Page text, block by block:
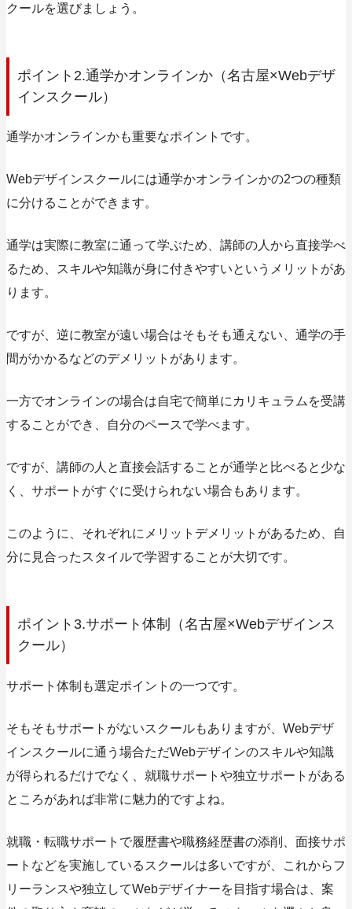
クールを選びましょう。
ポイント2.通学かオンラインか（名古屋×Webデザ
インスクール）
通学かオンラインかも重要なポイントです。
Webデザインスクールには通学かオンラインかの2つの種類
に分けることができます。
通学は実際に教室に通って学ぶため、講師の人から直接学べ
るため、スキルや知識が身に付きやすいというメリットがあ
ります。
ですが、逆に教室が遠い場合はそもそも通えない、通学の手
間がかかるなどのデメリットがあります。
一方でオンラインの場合は自宅で簡単にカリキュラムを受講
することができ、自分のペースで学べます。
ですが、講師の人と直接会話することが通学と比べると少な
く、サポートがすぐに受けられない場合もあります。
このように、それぞれにメリットデメリットがあるため、自
分に見合ったスタイルで学習することが大切です。
ポイント3.サポート体制（名古屋×Webデザインス
クール）
サポート体制も選定ポイントの一つです。
そもそもサポートがないスクールもありますが、Webデザ
インスクールに通う場合ただWebデザインのスキルや知識
が得られるだけでなく、 就職サポートや独立サポートがある
ところがあれば非常に魅力的ですよね。
就職・転職サポートで履歴書や職務経歴書の添削、面接サポ
ートなどを実施しているスクールは多いですが、これからフ
リーランスや独立してWebデザイナーを目指す場合は、案